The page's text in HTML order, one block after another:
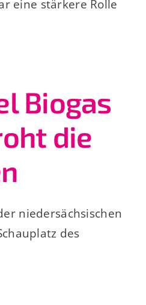
eine stärkere Rolle
Biogas
die
niedersächsischen
des